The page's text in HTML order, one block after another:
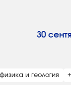
30
и геология